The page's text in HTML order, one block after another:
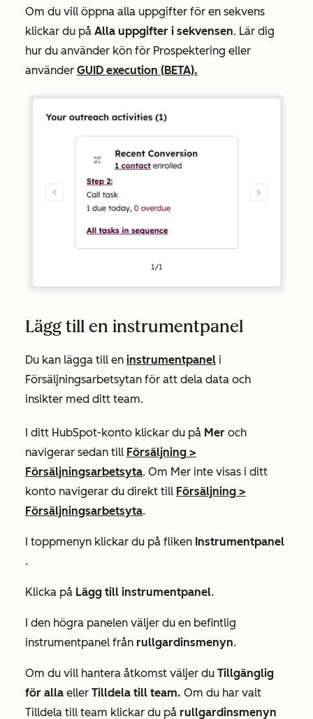
Om du vill öppna alla uppgifter för en sekvens
klickar du på Alla uppgifter i sekvensen. Lär dig
hur du använder kön för Prospektering eller
använder GUID execution (BETA).
Lägg till en instrumentpanel
Du kan lägga till en instrumentpanel i
Försäljningsarbetsytan för att dela data och
insikter med ditt team.
I ditt HubSpot-konto klickar du på Mer och
navigerar sedan till Försäljning >
Försäljningsarbetsyta. Om Mer inte visas i ditt
konto navigerar du direkt till Försäljning >
Försäljningsarbetsyta.
I toppmenyn klickar du på fliken Instrumentpanel
.
Klicka på Lägg till instrumentpanel.
I den högra panelen väljer du en befintlig
instrumentpanel från rullgardinsmenyn.
Om du vill hantera åtkomst väljer du Tillgänglig
för alla eller Tilldela till team. Om du har valt
Tilldela till team klickar du på rullgardinsmenyn